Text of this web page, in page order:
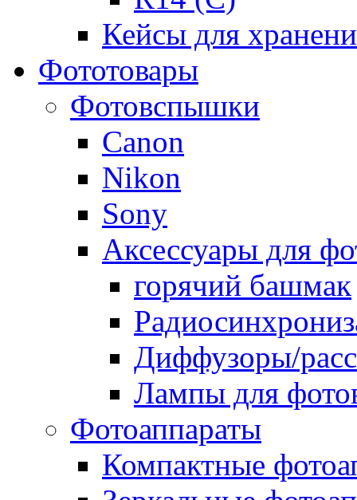
Кейсы для
Фототовары
Фотовспышки
Canon
Nikon
Sony
Аксессуары для
горячий башмак
Диффузоры/
Лампы для
Фотоаппараты
Компактные